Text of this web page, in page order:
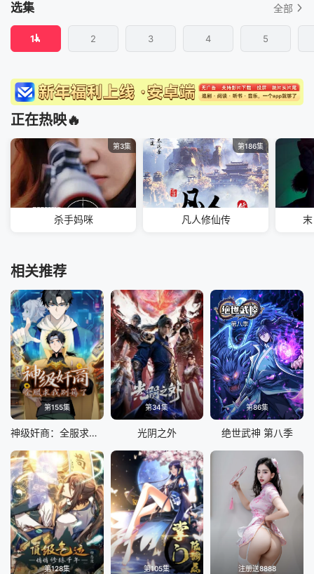
选集 全部
1 2 3 4 5
正在热映🔥
第3集
杀手妈咪
第186集
凡人修仙传
相关推荐
第155集
神级奸商：全服求我别薅了 动态漫画
第34集
光阴之外
第86集
绝世武神 第八季
第128集 第105集 注册送8888